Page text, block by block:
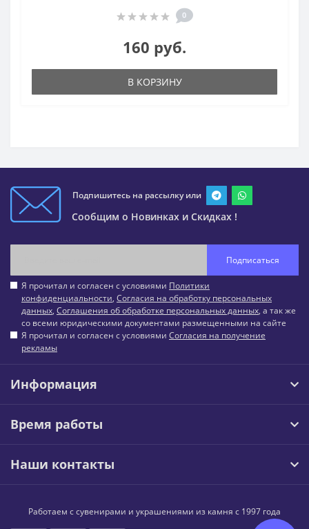
0
160 руб.
В КОРЗИНУ
Подпишитесь на рассылку или
Сообщим о Новинках и Скидках !
Подписаться
Я прочитал и согласен с условиями Политики
конфиденциальности, Согласия на обработку персональных
данных, Соглашения об обработке персональных данных, а так же
со всеми юридическими документами размещенными на сайте
Я прочитал и согласен с условиями Согласия на получение
рекламы
Информация
Время работы
Наши контакты
Работаем с сувенирами и украшениями из камня с 1997 года